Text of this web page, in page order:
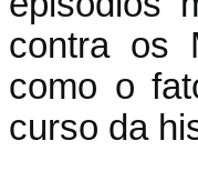
contra os
como o
curso da